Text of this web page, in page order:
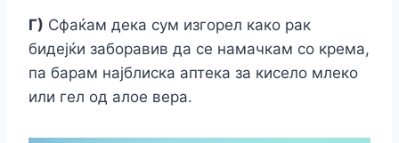
Г) Сфаќам дека сум изгорел како рак
бидејќи заборавив да се намачкам со крема,
па барам најблиска аптека за кисело млеко
или гел од алое вера.